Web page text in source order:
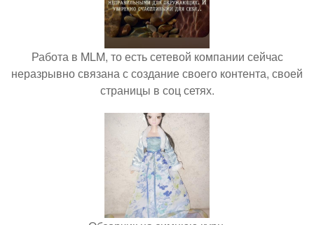
Работа в MLM, то есть сетевой компании сейчас
неразрывно связана с создание своего контента, своей
страницы в соц сетях.